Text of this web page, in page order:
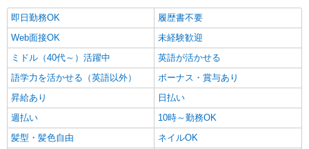
即日勤務OK
履歴書不要
Web面接OK
未経験歓迎
ミドル（40代～）活躍中
英語が活かせる
語学力を活かせる（英語以外）
ボーナス・賞与あり
昇給あり
日払い
週払い
10時～勤務OK
髪型・髪色自由
ネイルOK